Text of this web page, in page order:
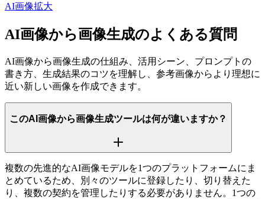
AI画像拡大
AI画像から画像生成のよくある質問
AI画像から画像生成の仕組み、活用シーン、プロンプトの
書き方、生成結果のコツを理解し、参考画像からより理想に
近い新しい画像を作成できます。
このAI画像から画像生成ツールは何が違いますか？
複数の先進的なAI画像モデルを1つのプラットフォームにま
とめているため、別々のツールに登録したり、切り替えた
り、複数の契約を管理したりする必要がありません。1つの